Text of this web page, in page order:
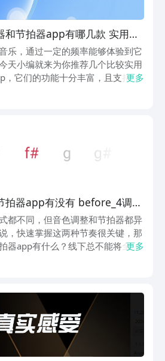
和节拍器app有哪几款 实用的
before_2
乐，通过一定的频率能够体验到它
天小编就来为你推荐几个比较实用
，它们的功能十分丰富，且支持不
能通过这些软件去对声音进行编
更多
拍器app有没有 before_4调音
安装
都不同，但音色调整和节拍器都异
，快速掌握这两种节奏很关键，那
器app有什么？线下总不能将全部
手机上就能用这些主流乐器的同款
更多